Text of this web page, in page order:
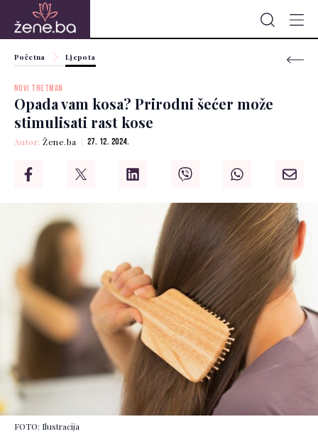
Početna Ljepota
NOVI TRETMAN
Opada vam kosa? Prirodni šećer može
stimulisati rast kose
Autor:Žene.ba 27. 12. 2024.
FOTO: Ilustracija